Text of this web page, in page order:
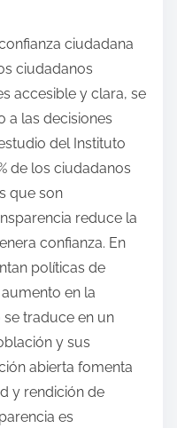
ciudadana
ciudadanos
accesible y clara, se
a las decisiones
del Instituto
de los ciudadanos
que son
reduce la
confianza. En
políticas de
en la
traduce en un
y sus
abierta fomenta
y rendición de
es